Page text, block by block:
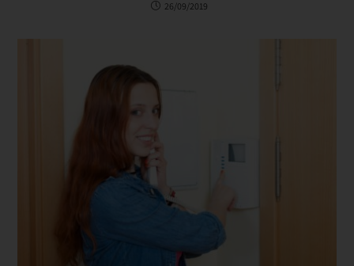
26/09/2019